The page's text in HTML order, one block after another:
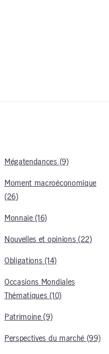
Mégatendances (9)
Moment macroéconomique
(26)
Monnaie (16)
Nouvelles et opinions (22)
Obligations (14)
Occasions Mondiales
Thématiques (10)
Patrimoine (9)
Perspectives du marché (99)